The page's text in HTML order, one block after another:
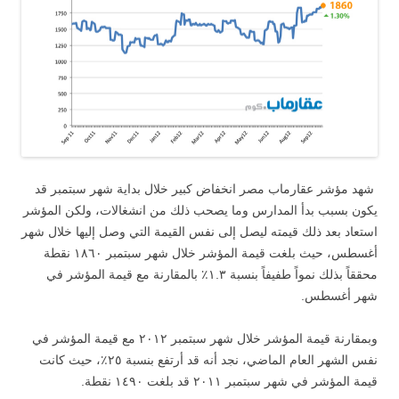
شهد مؤشر عقارماب مصر انخفاض كبير خلال بداية شهر سبتمبر قد
يكون بسبب بدأ المدارس وما يصحب ذلك من انشغالات، ولكن المؤشر
استعاد بعد ذلك قيمته ليصل إلى نفس القيمة التي وصل إليها خلال شهر
أغسطس، حيث بلغت قيمة المؤشر خلال شهر سبتمبر ١٨٦٠ نقطة
محققاً بذلك نمواً طفيفاً بنسبة ١.٣٪ بالمقارنة مع قيمة المؤشر في
شهر أغسطس.
وبمقارنة قيمة المؤشر خلال شهر سبتمبر ٢٠١٢ مع قيمة المؤشر في
نفس الشهر العام الماضي، نجد أنه قد أرتفع بنسبة ٢٥٪، حيث كانت
قيمة المؤشر في شهر سبتمبر ٢٠١١ قد بلغت ١٤٩٠ نقطة.